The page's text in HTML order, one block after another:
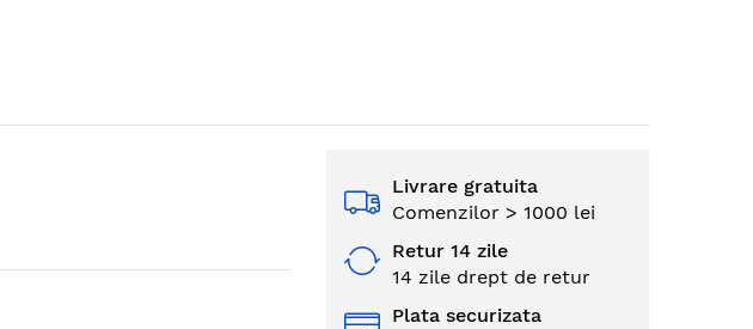
Livrare gratuita
Comenzilor > 1000 lei
Retur 14 zile
14 zile drept de retur
Plata securizata